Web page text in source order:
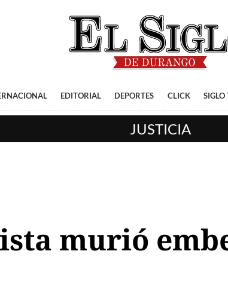
EDITORIAL DEPORTES CLICK SIGLO
JUSTICIA
murió